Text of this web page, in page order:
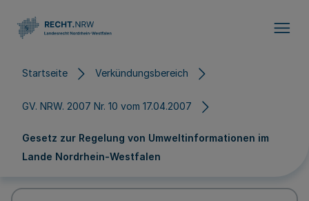
Startseite Verkündungsbereich
GV. NRW. 2007 Nr. 10 vom 17.04.2007
Gesetz zur Regelung von Umweltinformationen im
Lande Nordrhein-Westfalen